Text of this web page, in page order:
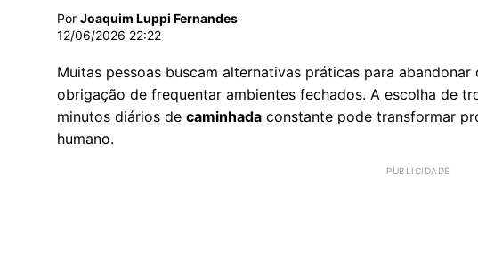
Por Joaquim Luppi Fernandes
12/06/2026 22:22
Muitas pessoas buscam alternativas práticas para
obrigação de frequentar ambientes fechados. A escolha de
minutos diários de caminhada constante pode transformar
humano.